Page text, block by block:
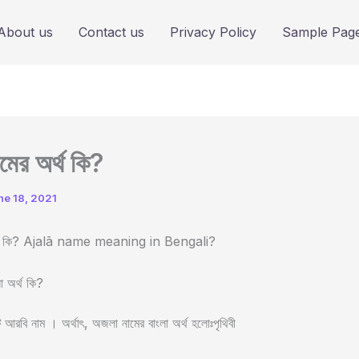
us Contact us Privacy Policy Sample
অর্থ কি?
18, 2021
কি? Ajalā name meaning in Bengali?
অর্থ কি?
নাম । অর্থাৎ, অজলা নামের বাংলা অর্থ হলোঃপৃথিবী